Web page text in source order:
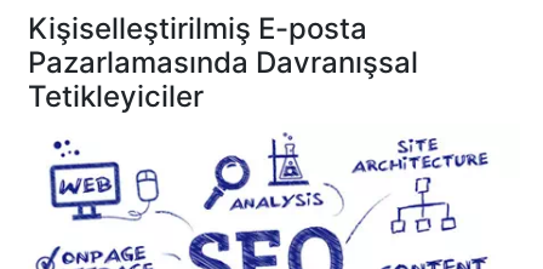
Kişiselleştirilmiş E-posta
Pazarlamasında Davranışsal
Tetikleyiciler